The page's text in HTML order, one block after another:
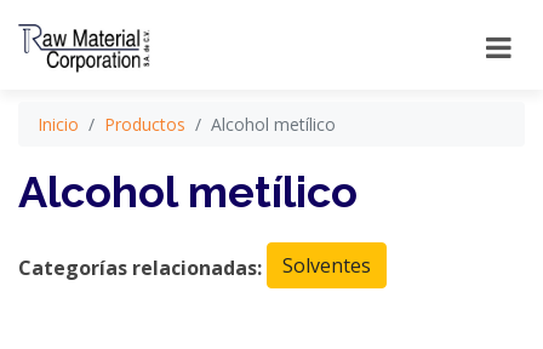
Inicio Productos Alcohol metílico
Alcohol metílico
Categorías relacionadas: Solventes